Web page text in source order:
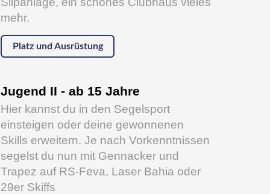
mehr.
Platz und Ausrüstung
Jugend II - ab 15 Jahre
Hier kannst du in den Segelsport
einsteigen oder deine gewonnenen
Skills erweitern. Je nach Vorkenntnissen
segelst du nun mit Gennacker und
Trapez auf RS-Feva, Laser Bahia oder
29er Skiffs